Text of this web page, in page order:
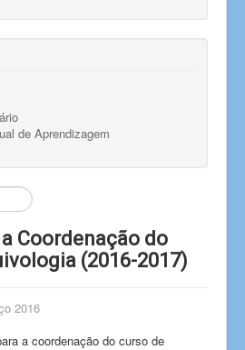
de Aprendizagem
Coordenação do
(2016-2017)
2016
a coordenação do curso de